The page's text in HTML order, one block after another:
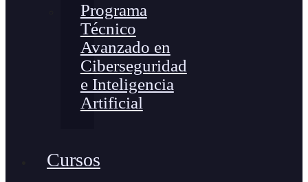
Programa
Técnico
Avanzado en
Ciberseguridad
e Inteligencia
Artificial
Cursos